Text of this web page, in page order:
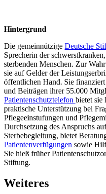
Hintergrund
Die gemeinnützige Deutsche
Sprecherin der
sterbenden Menschen. Zur
sie auf Gelder der
öffentlichen Hand. Sie
und Beiträgen ihrer 55.000
Patientenschutztelefon bietet sie
praktische Unterstützung bei
Pflegeeinstufungen und
Durchsetzung des Anspruchs
Sterbebegleitung, bietet
Patientenverfügungen sowie
Sie hieß früher
Stiftung.
Weiteres